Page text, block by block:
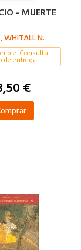
- MUERTE
WHITALL N.
Consulta
de entrega
€